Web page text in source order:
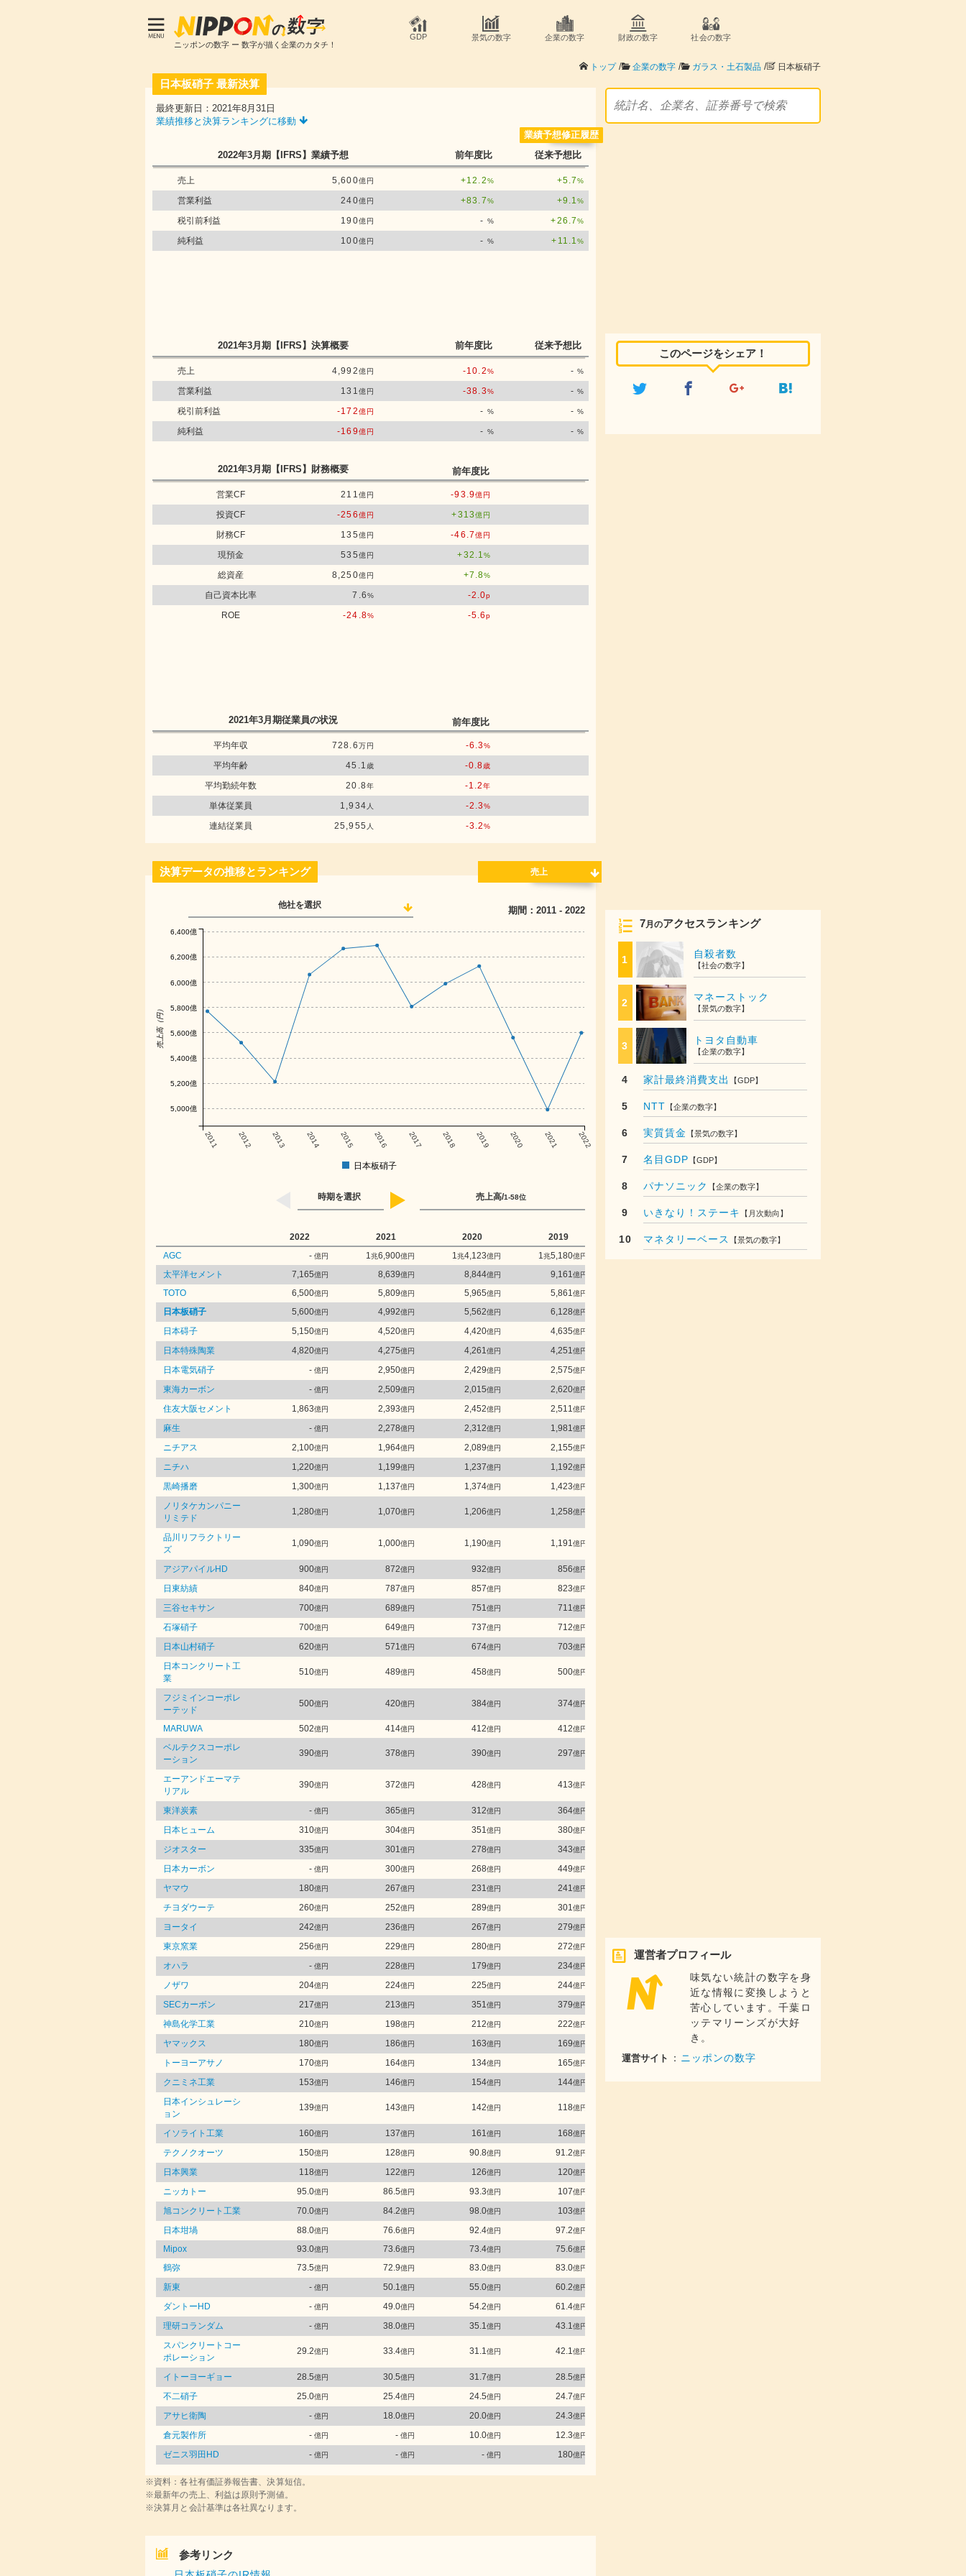
ニッポンの数字 ー 数字が描く企業のカタチ！
GDP 景気の数字 企業の数字 財政の数字 社会の数字
トップ/ 企業の数字 / ガラス・土石製品 / 日本板硝子
日本板硝子 最新決算
最終更新日：2021年8月31日
業績推移と決算ランキングに移動
2022年3月期 【IFRS】 業績予想
業績予想修正履歴
前年度比
従来予想比
売上 5,600億円 +12.2% +5.7%
営業利益 240億円 +83.7% +9.1%
税引前利益 190億円 - % +26.7%
純利益 100億円 - % +11.1%
2021年3月期 【IFRS】 決算概要 前年度比 従来予想比
売上 4,992億円 -10.2% -%
営業利益 131億円 -38.3% -%
税引前利益 -172億円 - % -%
純利益 -169億円 - % -%
2021年3月期 【IFRS】 財務概要 前年度比
営業CF 211億円 -93.9億円
投資CF -256億円 +313億円
財務CF 135億円 -46.7億円
現預金 535億円 +32.1%
総資産 8,250億円 +7.8%
自己資本比率 7.6% -2.0p
ROE -24.8% -5.6p
2021年3月期従業員の状況 前年度比
平均年収 728.6万円 -6.3%
平均年齢 45.1 歳 -0.8歳
平均勤続年数 20.8年 -1.2年
単体従業員 1,934 人 -2.3%
連結従業員 25,955 人 -3.2%
決算データの推移とランキング 売上
他社を選択 期間： 2011- 2022
2011 2012 2013 2014 2015 2016 2017 2018 2019 2020 2021 2022
売上高（円）
5,000億
5,200億
5,400億
5,600億
5,800億
6,000億
6,200億
6,400億
日本板硝子
売上高/1-58位
時期を選択
2022 2021 2020 2019
2018
AGC
- 億円 1兆6,900億円 1兆4,123億円 1兆5,180億円
太平洋セメント 7,165億円 8,639億円 8,844億円 9,161億円
TOTO 6,500億円 5,809億円 5,965億円 5,861億円
日本板硝子 5,600億円 4,992億円 5,562億円 6,128億円
日本碍子 5,150億円 4,520億円 4,420億円 4,635億円
日本特殊陶業 4,820億円 4,275億円 4,261億円 4,251億円
日本電気硝子 - 億円 2,950億円 2,429億円 2,575億円
東海カーボン - 億円 2,509億円 2,015億円 2,620億円
住友大阪セメント 1,863億円 2,393億円 2,452億円 2,511億円
麻生 - 億円 2,278億円 2,312億円 1,981億円
ニチアス 2,100億円 1,964億円 2,089億円 2,155億円
ニチハ 1,220億円 1,199億円 1,237億円 1,192億円
黒崎播磨 1,300億円 1,137億円 1,374億円 1,423億円
ノリタケカンパニー
リミテド
1,280億円 1,070億円 1,206億円 1,258億円
品川リフラクトリー
ズ
1,090億円 1,000億円 1,190億円 1,191億円
アジアパイルHD 900億円 872億円 932億円 856億円
日東紡績 840億円 787億円 857億円 823億円
三谷セキサン 700億円 689億円 751億円 711億円
石塚硝子 700億円 649億円 737億円 712億円
日本山村硝子 620億円 571億円 674億円 703億円
日本コンクリート工
業
510億円 489億円 458億円 500億円
フジミインコーポレ
ーテッド
500億円 420億円 384億円 374億円
MARUWA 502億円 414億円 412億円 412億円
ベルテクスコーポレ
ーション
390億円 378億円 390億円 297億円
エーアンドエーマテ
リアル
390億円 372億円 428億円 413億円
東洋炭素 - 億円 365億円 312億円 364億円
日本ヒューム 310億円 304億円 351億円 380億円
ジオスター 335億円 301億円 278億円 343億円
日本カーボン - 億円 300億円 268億円 449億円
ヤマウ 180億円 267億円 231億円 241億円
チヨダウーテ 260億円 252億円 289億円 301億円
ヨータイ 242億円 236億円 267億円 279億円
東京窯業 256億円 229億円 280億円 272億円
オハラ - 億円 228億円 179億円 234億円
ノザワ 204億円 224億円 225億円 244億円 222億円
SECカーボン 217億円 213億円 351億円 379億円 163
神島化学工業 210億円 198億円 212億円 222億円
ヤマックス 180億円 186億円 163億円 169億円
トーヨーアサノ 170億円 164億円 134億円 165億円 161 億円
クニミネ工業 153億円 146億円 154億円 144億円 137億円
日本インシュレーシ
ョン
139億円 143億円 142億円 118億円
イソライト工業 160億円 137億円 161億円 168億円
テクノクオーツ 150億円 128億円 90.8億円 91.2億円
日本興業 118億円 122億円 126億円 120億円
ニッカトー 95.0億円 86.5億円 93.3億円 107億円
旭コンクリート工業 70.0億円 84.2億円 98.0億円 103億円
日本坩堝 88.0億円 76.6億円 92.4億円 97.2億円
Mipox 93.0億円 73.6億円 73.4億円 75.6億円
鶴弥 73.5億円 72.9億円 83.0億円 83.0億円
新東 - 億円 50.1億円 55.0億円 60.2億円
ダントーHD - 億円 49.0億円 54.2億円 61.4億円
理研コランダム - 億円 38.0億円 35.1億円 43.1億円
スパンクリートコー
ポレーション
29.2億円 33.4億円 31.1億円 42.1億円
イトーヨーギョー 28.5億円 30.5億円 31.7億円 28.5億円
不二硝子 25.0億円 25.4億円 24.5億円 24.7億円
アサヒ衛陶 - 億円 18.0億円 20.0億円 24.3億円
倉元製作所 - 億円 - 億円 10.0億円 12.3億円
ゼニス羽田HD - 億円 - 億円 - 億円 180億円
※資料：各社有価証券報告書、決算短信。
※最新年の売上、利益は原則予測値。
※決算月と会計基準は各社異なります。
参考リンク
このページをシェア！
7月のアクセスランキング
1 自殺者数
【社会の数字】
2 マネーストック
【景気の数字】
3 トヨタ自動車
【企業の数字】
4 家計最終消費支出 【GDP】
5 NTT 【企業の数字】
6 実質賃金 【景気の数字】
7 名目GDP 【GDP】
8 パナソニック 【企業の数字】
9 いきなり！ステーキ 【月次動向】
10 マネタリーベース 【景気の数字】
運営者プロフィール
味気ない統計の数字を身
近な情報に変換しようと
苦心しています。千葉ロ
ッテマリーンズが大好
き。
運営サイト ： ニッポンの数字